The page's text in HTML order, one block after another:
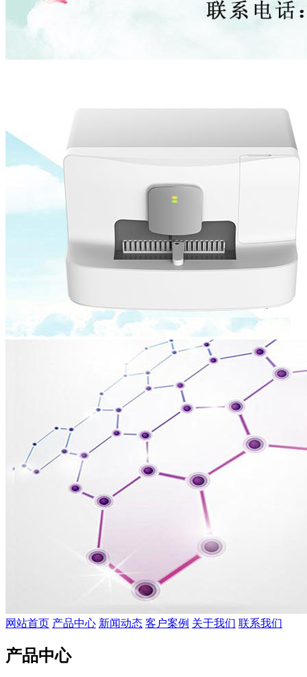
网站首页 产品中心 新闻动态 客户案例 关于我们 联系我们
产品中心